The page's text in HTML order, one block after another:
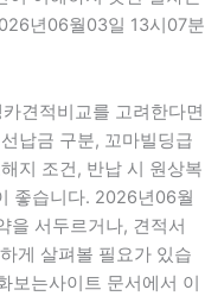
년06월03일 13시07분
견적비교를 고려한다면
납금 구분, 꼬마빌딩급
지 조건, 반납 시 원상복
좋습니다. 2026년06월
을 서두르거나, 견적서
게 살펴볼 필요가 있습
는사이트 문서에서 이